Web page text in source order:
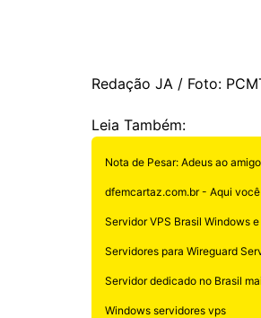
Redação JA / Foto:
Leia Também:
Nota de Pesar: Adeus ao
dfemcartaz.com.br - Aqui
Servidor VPS Brasil Windows
Servidores para Wireguard
Servidor dedicado no Brasil
Windows servidores vps